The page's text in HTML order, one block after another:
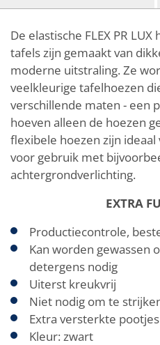
De elastische FLEX PR
tafels zijn gemaakt van
moderne uitstraling. Ze
veelkleurige tafelhoezen
verschillende maten - een
hoeven alleen de hoezen
flexibele hoezen zijn
voor gebruik met
achtergrondverlichting.
EXTRA
Productiecontrole,
Kan worden gewassen
detergens nodig
Uiterst kreukvrij
Niet nodig om te
Extra versterkte pootjes
Kleur: zwart